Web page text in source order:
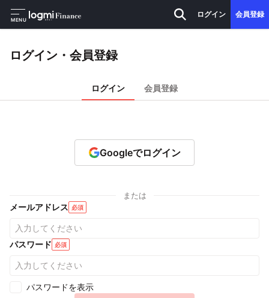
MENU
ログイン 会員登録
ログイン・会員登録
ログイン 会員登録
Googleでログイン
または
メールアドレス 必須
パスワード 必須
パスワードを表示